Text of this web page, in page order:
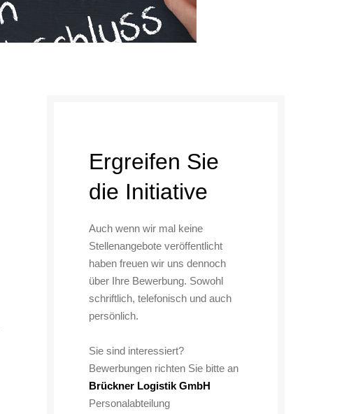
Ergreifen Sie
die Initiative
Auch wenn wir mal keine
Stellenangebote veröffentlicht
haben freuen wir uns dennoch
über Ihre Bewerbung. Sowohl
schriftlich, telefonisch und auch
persönlich.
Sie sind interessiert?
Bewerbungen richten Sie bitte an
Brückner Logistik GmbH
Personalabteilung